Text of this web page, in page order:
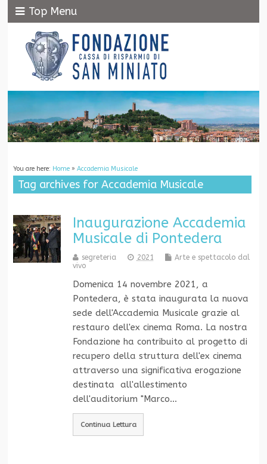
Top Menu
You are here: Home» Accademia Musicale
Tag archives for Accademia Musicale
Inaugurazione Accademia
Musicale di Pontedera
segreteria 2021
Arte e spettacolo dal
vivo
Domenica 14 novembre 2021, a
Pontedera, è stata inaugurata la nuova
sede dell'Accademia Musicale grazie al
restauro dell'ex cinema Roma. La nostra
Fondazione ha contribuito al progetto di
recupero della struttura dell'ex cinema
attraverso una significativa erogazione
destinata all'allestimento
dell'auditorium "Marco…
Continua Lettura